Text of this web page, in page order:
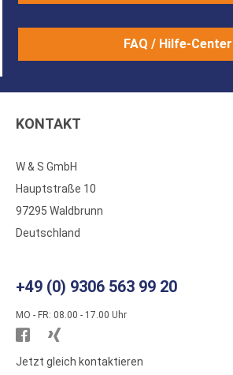
FAQ / Hilfe-Center
KONTAKT
W & S GmbH
Hauptstraße 10
97295 Waldbrunn
Deutschland
+49 (0) 9306 563 99 20
MO - FR: 08.00 - 17.00 Uhr
Besuchen
Sie
Sie
Jetzt gleich kontaktieren